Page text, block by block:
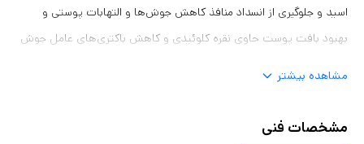
اسید و جلوگیری از انسداد منافذ کاهش جوش‌ها و التهابات پوستی و
بهبود بافت پوست حاوی نقره کلوئیدی و کاهش باکتری‌های عامل جوش
جزئی و عوارض ناشی از جوش
مشاهده بیشتر
مشخصات فنی